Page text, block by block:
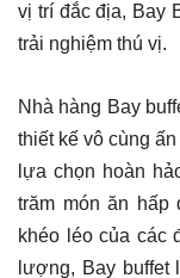
vị trí đắc địa, Bay
trải nghiệm thú vị.
Nhà hàng Bay
thiết kế vô cùng
lựa chọn hoàn
trăm món ăn
khéo léo của các
lượng, Bay